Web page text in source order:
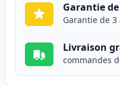
Garantie
Garantie de 3
Livraison
commandes